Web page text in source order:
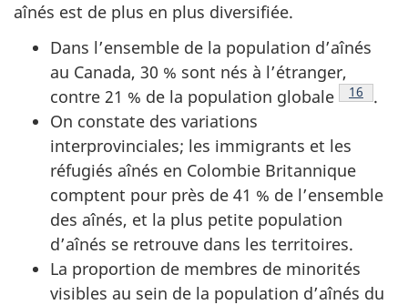
aînés est de plus en plus diversifiée.
Dans l’ensemble de la population d’aînés
au Canada, 30 % sont nés à l’étranger,
contre 21 % de la population globale
Note de
16
.
On constate des variations
interprovinciales; les immigrants et les
réfugiés aînés en Colombie Britannique
comptent pour près de 41 % de l’ensemble
des aînés, et la plus petite population
d’aînés se retrouve dans les territoires.
La proportion de membres de minorités
visibles au sein de la population d’aînés du